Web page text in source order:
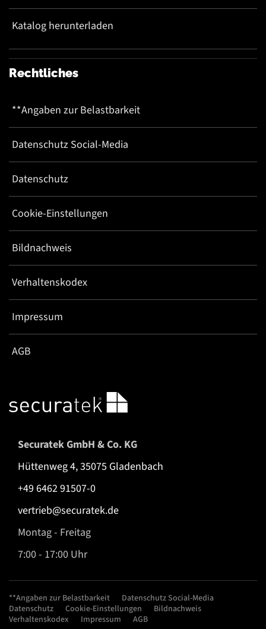
Katalog herunterladen
Rechtliches
**Angaben zur Belastbarkeit
Datenschutz Social-Media
Datenschutz
Cookie-Einstellungen
Bildnachweis
Verhaltenskodex
Impressum
AGB
Securatek GmbH & Co. KG
Hüttenweg 4, 35075 Gladenbach
+49 6462 91507-0
vertrieb@securatek.de
Montag - Freitag
7:00 - 17:00 Uhr
**Angaben zur Belastbarkeit
Datenschutz Social-Media
Datenschutz
Cookie-Einstellungen
Bildnachweis
Verhaltenskodex
Impressum AGB